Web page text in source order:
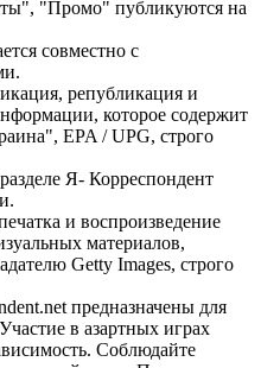
"Промо" публикуются на
совместно с
републикация и
которое содержит
EPA / UPG, строго
Я- Корреспондент
и воспроизведение
материалов,
Getty Images, строго
предназначены для
в азартных играх
Соблюдайте